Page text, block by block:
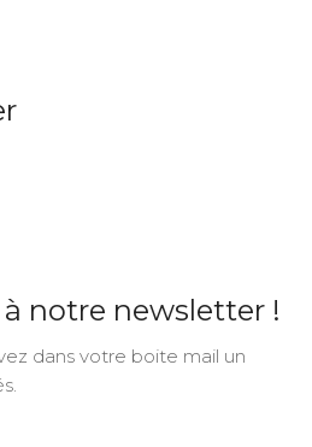
notre newsletter !
dans votre boite mail un